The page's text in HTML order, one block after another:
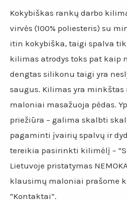
Kokybiškas rankų darbo
virvės (100% poliesteris) su
itin kokybiška, taigi spalva
kilimas atrodys toks pat kaip
dengtas silikonu taigi yra
saugus. Kilimas yra
maloniai masažuoja pėdas.
priežiūra – galima skalbti
pagaminti įvairių spalvų ir
tereikia pasirinkti kilimėlį –
Lietuvoje pristatymas
klausimų maloniai prašome
“Kontaktai”.